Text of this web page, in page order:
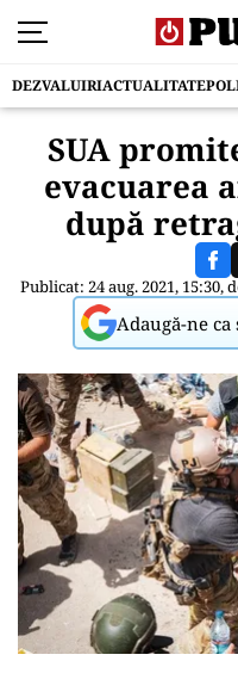
DEZVALUIRIACTUALITATE
SUA
evacuarea
după
Publicat: 24 aug. 2021, 15:30,
Adaugă-ne